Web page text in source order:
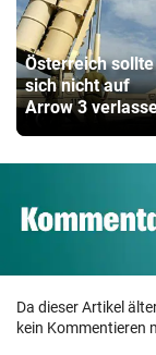
Österreich sollte
sich nicht auf
Arrow 3
Da dieser Artikel
kein Kommentieren